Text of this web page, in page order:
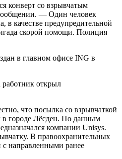
конверт со взрывчатым
— Один человек
в качестве предупредительной
скорой помощи. Полиция
в главном офисе ING в
работник открыл
что посылка со взрывчаткой
в городе Лёсден. По данным
компании Unisys.
В правоохранительных
с направленными ранее